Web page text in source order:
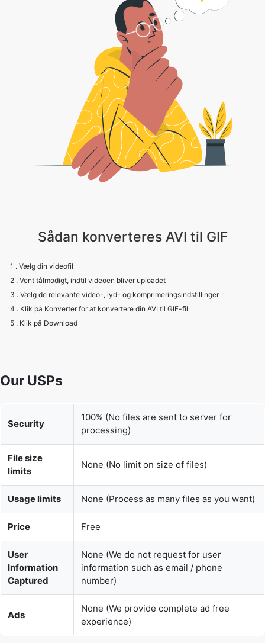
Sådan konverteres AVI til GIF
1 . Vælg din videofil
2 . Vent tålmodigt, indtil videoen bliver uploadet
3 . Vælg de relevante video-, lyd- og komprimeringsindstillinger
4 . Klik på Konverter for at konvertere din AVI til GIF-fil
5 . Klik på Download
Our USPs
Security
100% (No files are sent to server for
processing)
File size
limits
None (No limit on size of files)
Usage limits None (Process as many files as you want)
Price Free
User
Information
Captured
None (We do not request for user
information such as email / phone
number)
Ads
None (We provide complete ad free
experience)